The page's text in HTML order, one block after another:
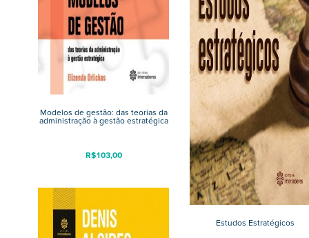
Estudos Estratégicos
Modelos de gestão: das teorias da
administração à gestão estratégica
R$103,00